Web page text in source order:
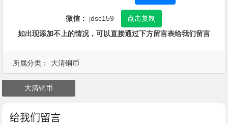
所属分类： 大清铜币
微信： jdsc159
点击复制
如出现添加不上的情况，可以直接通过下方留言表给我们留言
大清铜币